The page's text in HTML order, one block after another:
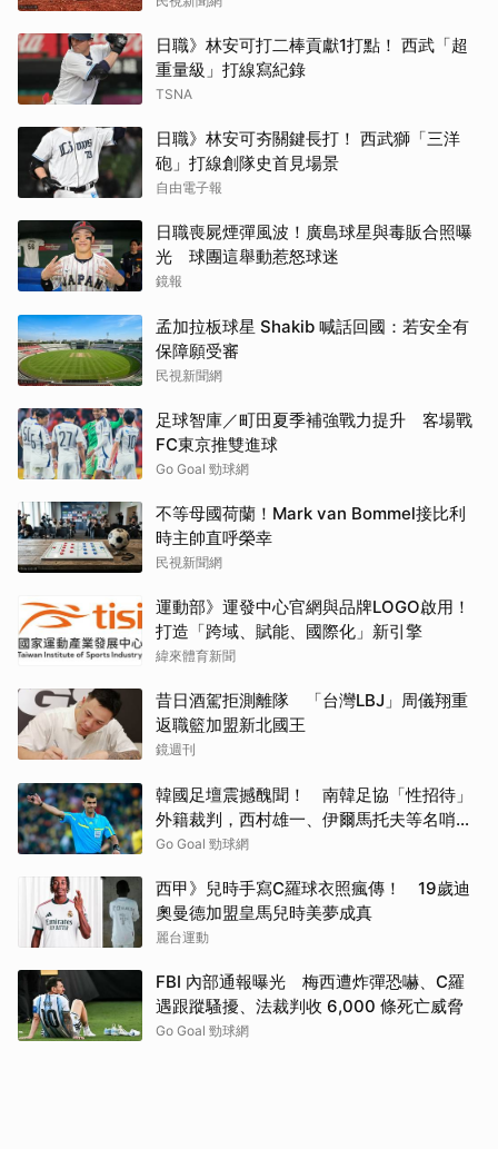
日職》林安可打二棒貢獻1打點！ 西武「超
重量級」打線寫紀錄
TSNA
日職》林安可夯關鍵長打！ 西武獅「三洋
砲」打線創隊史首見場景
自由電子報
日職喪屍煙彈風波！廣島球星與毒販合照曝
光 球團這舉動惹怒球迷
鏡報
孟加拉板球星 Shakib 喊話回國：若安全有
保障願受審
民視新聞網
足球智庫／町田夏季補強戰力提升 客場戰
FC東京推雙進球
Go Goal 勁球網
不等母國荷蘭！Mark van Bommel接比利
時主帥直呼榮幸
民視新聞網
運動部》運發中心官網與品牌LOGO啟用！
打造「跨域、賦能、國際化」新引擎
緯來體育新聞
昔日酒駕拒測離隊 「台灣LBJ」周儀翔重
返職籃加盟新北國王
鏡週刊
韓國足壇震撼醜聞！ 南韓足協「性招待」
外籍裁判，西村雄一、伊爾馬托夫等名哨捲
入爭議
Go Goal 勁球網
西甲》兒時手寫C羅球衣照瘋傳！ 19歲迪
奧曼德加盟皇馬兒時美夢成真
麗台運動
FBI 內部通報曝光 梅西遭炸彈恐嚇、C羅
遇跟蹤騷擾、法裁判收 6,000 條死亡威脅
Go Goal 勁球網